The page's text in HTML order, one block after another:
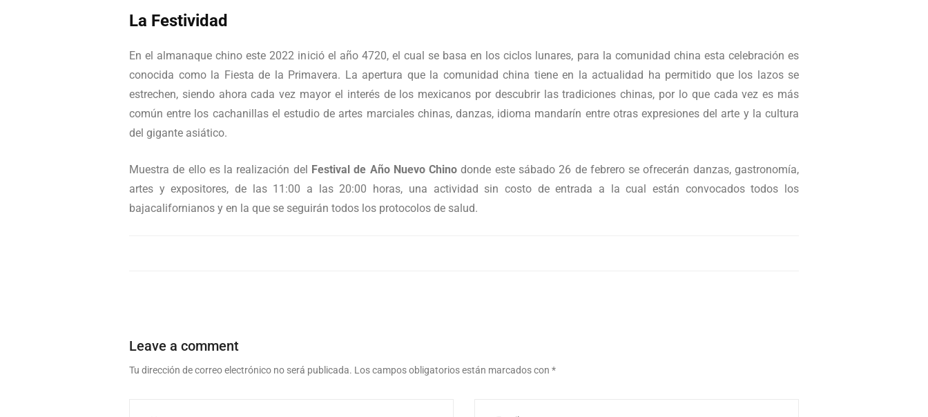
La Festividad
En el almanaque chino este 2022 inició el año 4720, el cual se basa en los ciclos lunares, para la comunidad china esta celebración es
conocida como la Fiesta de la Primavera. La apertura que la comunidad china tiene en la actualidad ha permitido que los lazos se
estrechen, siendo ahora cada vez mayor el interés de los mexicanos por descubrir las tradiciones chinas, por lo que cada vez es más
común entre los cachanillas el estudio de artes marciales chinas, danzas, idioma mandarín entre otras expresiones del arte y la cultura
del gigante asiático.
Muestra de ello es la realización del Festival de Año Nuevo Chino donde este sábado 26 de febrero se ofrecerán danzas, gastronomía,
artes y expositores, de las 11:00 a las 20:00 horas, una actividad sin costo de entrada a la cual están convocados todos los
bajacalifornianos y en la que se seguirán todos los protocolos de salud.
Leave a comment
Tu dirección de correo electrónico no será publicada. Los campos obligatorios están marcados con *